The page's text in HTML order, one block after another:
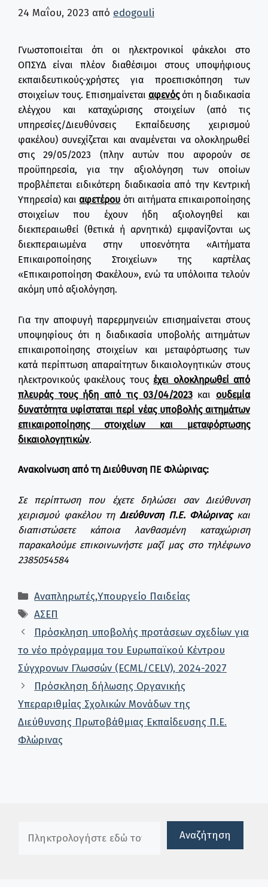
24 Μαΐου, 2023 από edogouli
Γνωστοποιείται ότι οι ηλεκτρονικοί φάκελοι στο
ΟΠΣΥΔ είναι πλέον διαθέσιμοι στους υποψήφιους
εκπαιδευτικούς-χρήστες για προεπισκόπηση των
στοιχείων τους. Επισημαίνεται αφενόςότι η διαδικασία
ελέγχου και καταχώρισης στοιχείων (από τις
υπηρεσίες/Διευθύνσεις Εκπαίδευσης χειρισμού
φακέλου) συνεχίζεται και αναμένεται να ολοκληρωθεί
στις 29/05/2023 (πλην αυτών που αφορούν σε
προϋπηρεσία, για την αξιολόγηση των οποίων
προβλέπεται ειδικότερη διαδικασία από την Κεντρική
Υπηρεσία) και αφετέρου ότι αιτήματα επικαιροποίησης
στοιχείων που έχουν ήδη αξιολογηθεί και
διεκπεραιωθεί (θετικά ή αρνητικά) εμφανίζονται ως
διεκπεραιωμένα στην υποενότητα «Αιτήματα
Επικαιροποίησης Στοιχείων» της καρτέλας
«Επικαιροποίηση Φακέλου», ενώ τα υπόλοιπα τελούν
ακόμη υπό αξιολόγηση.
Για την αποφυγή παρερμηνειών επισημαίνεται στους
υποψηφίους ότι η διαδικασία υποβολής αιτημάτων
επικαιροποίησης στοιχείων και μεταφόρτωσης των
κατά περίπτωση απαραίτητων δικαιολογητικών στους
ηλεκτρονικούς φακέλους τους έχει ολοκληρωθεί από
πλευράς τους ήδη από τις 03/04/2023και ουδεμία
δυνατότητα υφίσταται περί νέας υποβολής αιτημάτων
επικαιροποίησης στοιχείων και μεταφόρτωσης
δικαιολογητικών.
Ανακοίνωση από τη Διεύθυνση ΠΕ Φλώρινας:
Σε περίπτωση που έχετε δηλώσει σαν Διεύθυνση
χειρισμού φακέλου τη Διεύθυνση Π.Ε. Φλώριναςκαι
διαπιστώσετε κάποια λανθασμένη καταχώριση
παρακαλούμε επικοινωνήστε μαζί μας στο τηλέφωνο
2385054584
Κατηγορίες
Αναπληρωτές,Υπουργείο Παιδείας
Ετικέτες
ΑΣΕΠ
Πρόσκληση υποβολής προτάσεων σχεδίων για
το νέο πρόγραμμα του Ευρωπαϊκού Κέντρου
Σύγχρονων Γλωσσών (ECML/CELV), 2024-2027
Πρόσκληση δήλωσης Οργανικής
Υπεραριθμίας Σχολικών Μονάδων της
Διεύθυνσης Πρωτοβάθμιας Εκπαίδευσης Π.Ε.
Φλώρινας
Αναζήτηση